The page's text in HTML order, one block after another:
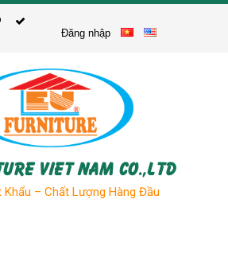
Đăng nhập
VIET NAM CO.,LTD
Khẩu – Chất Lượng Hàng Đầu